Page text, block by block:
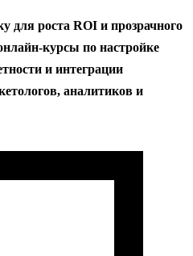
для роста ROI и прозрачного
по настройке
и интеграции
аналитиков и